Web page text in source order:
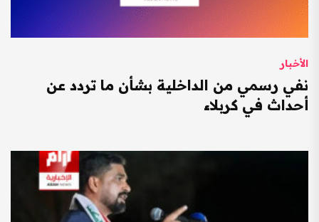
الأخبار
نفي رسمي من الداخلية بشأن ما تردد عن
أحداث في كربلاء